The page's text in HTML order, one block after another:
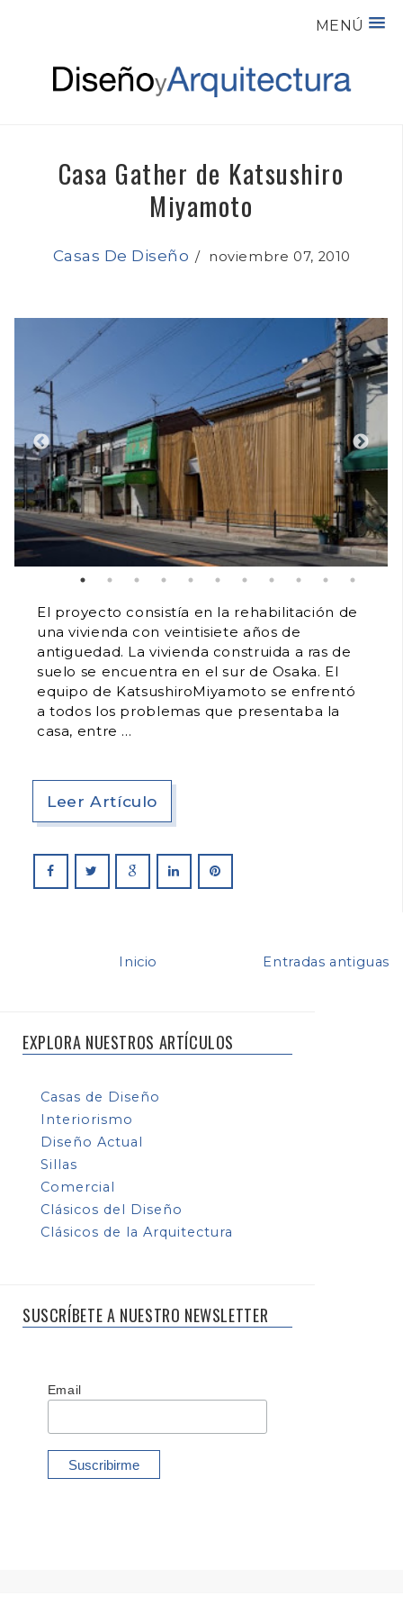
MENÚ
Casa Gather de Katsushiro
Miyamoto
Casas De Diseño /noviembre 07, 2010
El proyecto consistía en la rehabilitación de
una vivienda con veintisiete años de
antiguedad. La vivienda construida a ras de
suelo se encuentra en el sur de Osaka. El
equipo de KatsushiroMiyamoto se enfrentó
a todos los problemas que presentaba la
casa, entre
Leer Artículo
Entradas antiguas
Inicio
EXPLORA NUESTROS ARTÍCULOS
Casas de Diseño
Interiorismo
Diseño Actual
Sillas
Comercial
Clásicos del Diseño
Clásicos de la Arquitectura
SUSCRÍBETE A NUESTRO NEWSLETTER
Email